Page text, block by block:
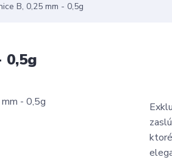
B, 0,25 mm - 0,5g
0,5g